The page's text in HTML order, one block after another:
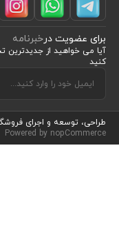
برای عضویت درخبرنامه
آیا می خواهید از جدید‌ترین
کنید
طراحی، توسعه و اجرای
Powered by nopCommerce